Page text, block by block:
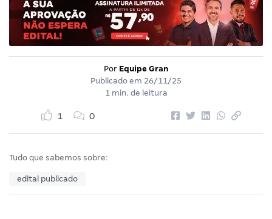
Por Equipe Gran
Publicado em 26/11/25
1 min. de leitura
1 0
Tudo que sabemos sobre:
edital publicado